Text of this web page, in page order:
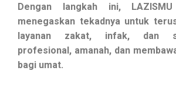
Dengan langkah ini,
menegaskan tekadnya untuk
layanan zakat, infak, dan
profesional, amanah, dan
bagi umat.